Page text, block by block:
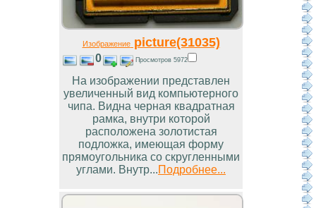
Изображениеpicture(31035)
0 Просмотров 5972
На изображении представлен
увеличенный вид компьютерного
чипа. Видна черная квадратная
рамка, внутри которой
расположена золотистая
подложка, имеющая форму
прямоугольника со скругленными
углами. Внутр...Подробнее...